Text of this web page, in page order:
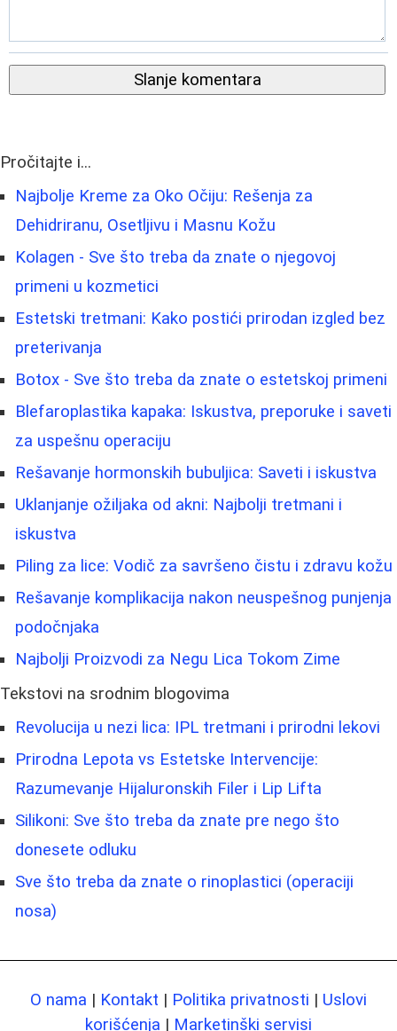
Slanje komentara
Pročitajte i...
Najbolje Kreme za Oko Očiju: Rešenja za
Dehidriranu, Osetljivu i Masnu Kožu
Kolagen - Sve što treba da znate o njegovoj
primeni u kozmetici
Estetski tretmani: Kako postići prirodan izgled bez
preterivanja
Botox - Sve što treba da znate o estetskoj primeni
Blefaroplastika kapaka: Iskustva, preporuke i saveti
za uspešnu operaciju
Rešavanje hormonskih bubuljica: Saveti i iskustva
Uklanjanje ožiljaka od akni: Najbolji tretmani i
iskustva
Piling za lice: Vodič za savršeno čistu i zdravu kožu
Rešavanje komplikacija nakon neuspešnog punjenja
podočnjaka
Najbolji Proizvodi za Negu Lica Tokom Zime
Tekstovi na srodnim blogovima
Revolucija u nezi lica: IPL tretmani i prirodni lekovi
Prirodna Lepota vs Estetske Intervencije:
Razumevanje Hijaluronskih Filer i Lip Lifta
Silikoni: Sve što treba da znate pre nego što
donesete odluku
Sve što treba da znate o rinoplastici (operaciji
nosa)
O nama | Kontakt | Politika privatnosti | Uslovi
korišćenja | Marketinški servisi